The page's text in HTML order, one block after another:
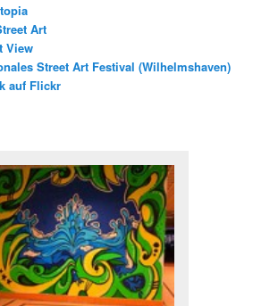
Art
View
Street Art Festival (Wilhelmshaven)
auf Flickr